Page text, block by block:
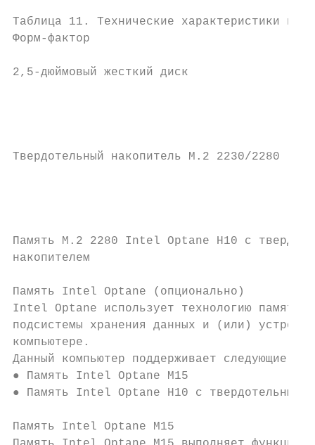
Таблица 11. Технические характеристики
Форм-фактор
2,5-дюймовый жесткий диск
Твердотельный накопитель M.2 2230/
Память М.2 2280 Intel Optane H10 с
накопителем
Память Intel Optane (опционально)
Intel Optane использует технологию памяти
подсистемы хранения данных и (или)
компьютере.
Данный компьютер поддерживает следующие
● Память Intel Optane M15
● Память Intel Optane H10 с твердотельным
Память Intel Optane M15